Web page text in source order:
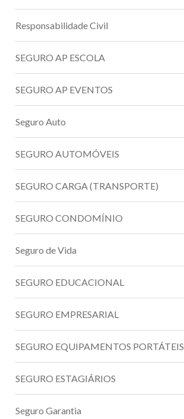
Responsabilidade Civil
SEGURO AP ESCOLA
SEGURO AP EVENTOS
Seguro Auto
SEGURO AUTOMÓVEIS
SEGURO CARGA (TRANSPORTE)
SEGURO CONDOMÍNIO
Seguro de Vida
SEGURO EDUCACIONAL
SEGURO EMPRESARIAL
SEGURO EQUIPAMENTOS PORTÁTEIS
SEGURO ESTAGIÁRIOS
Seguro Garantia